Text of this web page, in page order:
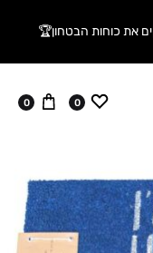
את כוחות הבטחון🏆
ווישליסט
0 עגלה
0